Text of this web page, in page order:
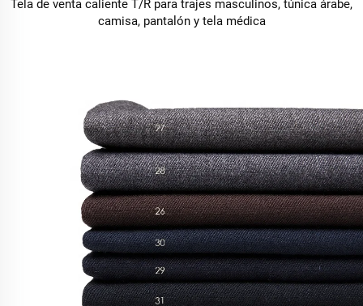
Tela de venta caliente T/R para trajes masculinos, túnica árabe,
camisa, pantalón y tela médica